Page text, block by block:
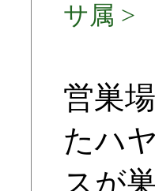
サ属 >
営巣
たハ
スが